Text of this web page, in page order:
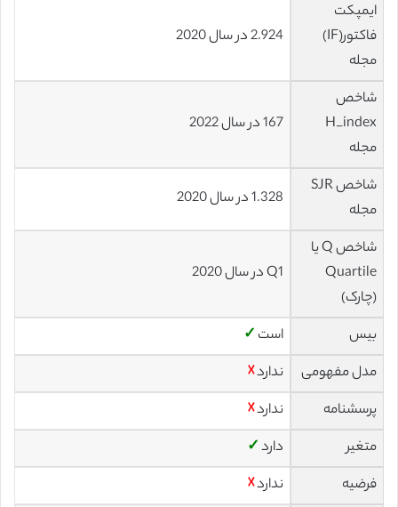
ایمپکت
فاکتور(IF)
مجله
2.924 در سال 2020
شاخص
H_index
مجله
167 در سال 2022
شاخص SJR
مجله
1.328 در سال 2020
شاخص Q یا
Quartile
(چارک)
Q1 در سال 2020
بیس است ✓
مدل مفهومی
ندارد☓
پرسشنامه
ندارد☓
متغیر
دارد✓
فرضیه
ندارد☓